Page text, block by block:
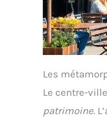
Les
Le centre-
patrimoine.